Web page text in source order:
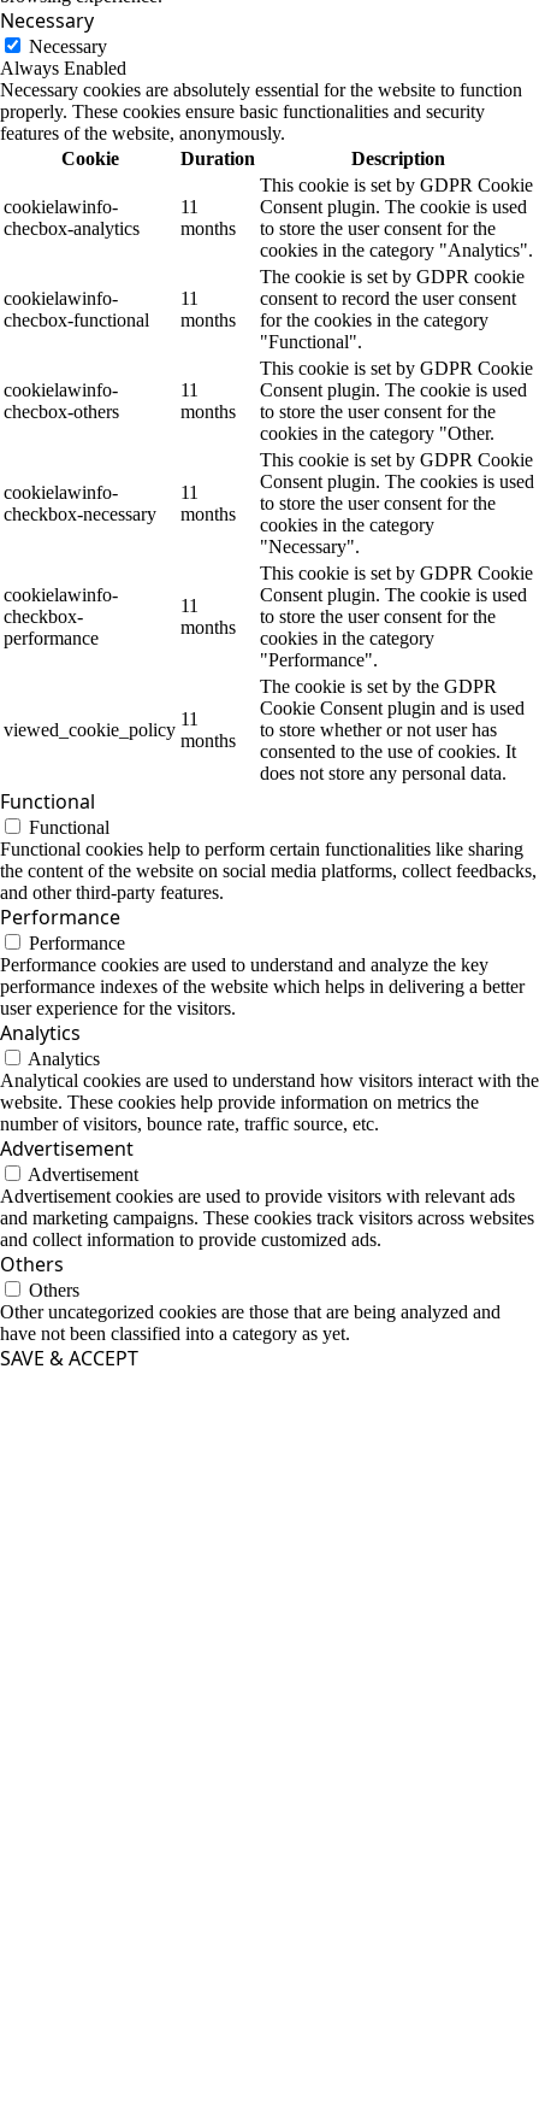
Necessary
Necessary
Always Enabled
Necessary cookies are absolutely essential for the website to function
properly. These cookies ensure basic functionalities and security
features of the website, anonymously.
Cookie
Duration Description
cookielawinfo-
checbox-analytics
11
months
This cookie is set by GDPR Cookie
Consent plugin. The cookie is used
to store the user consent for the
cookies in the category "Analytics".
cookielawinfo-
checbox-functional
11
months
The cookie is set by GDPR cookie
consent to record the user consent
for the cookies in the category
"Functional".
cookielawinfo-
checbox-others
11
months
This cookie is set by GDPR Cookie
Consent plugin. The cookie is used
to store the user consent for the
cookies in the category "Other.
cookielawinfo-
checkbox-necessary
11
months
This cookie is set by GDPR Cookie
Consent plugin. The cookies is used
to store the user consent for the
cookies in the category
"Necessary".
cookielawinfo-
checkbox-
performance
11
months
This cookie is set by GDPR Cookie
Consent plugin. The cookie is used
to store the user consent for the
cookies in the category
"Performance".
viewed_cookie_policy
11
months
The cookie is set by the GDPR
Cookie Consent plugin and is used
to store whether or not user has
consented to the use of cookies. It
does not store any personal data.
Functional
Functional
Functional cookies help to perform certain functionalities like sharing
the content of the website on social media platforms, collect feedbacks,
and other third-party features.
Performance
Performance
Performance cookies are used to understand and analyze the key
performance indexes of the website which helps in delivering a better
user experience for the visitors.
Analytics
Analytics
Analytical cookies are used to understand how visitors interact with the
website. These cookies help provide information on metrics the
number of visitors, bounce rate, traffic source, etc.
Advertisement
Advertisement
Advertisement cookies are used to provide visitors with relevant ads
and marketing campaigns. These cookies track visitors across websites
and collect information to provide customized ads.
Others
Others
Other uncategorized cookies are those that are being analyzed and
have not been classified into a category as yet.
SAVE & ACCEPT